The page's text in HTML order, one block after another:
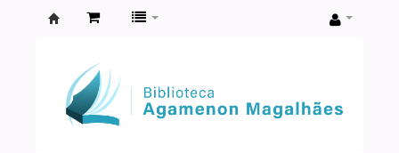
Agamenon
Magalhães